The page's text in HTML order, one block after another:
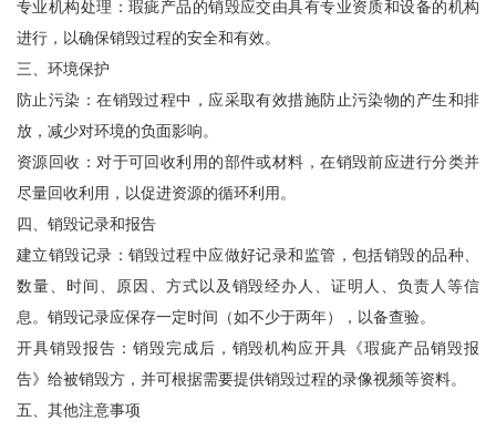
专业机构处理：瑕疵产品的销毁应交由具有专业资质和设备的机构
进行，以确保销毁过程的安全和有效。
三、环境保护
防止污染：在销毁过程中，应采取有效措施防止污染物的产生和排
放，减少对环境的负面影响。
资源回收：对于可回收利用的部件或材料，在销毁前应进行分类并
尽量回收利用，以促进资源的循环利用。
四、销毁记录和报告
建立销毁记录：销毁过程中应做好记录和监管，包括销毁的品种、
数量、时间、原因、方式以及销毁经办人、证明人、负责人等信
息。销毁记录应保存一定时间（如不少于两年），以备查验。
开具销毁报告：销毁完成后，销毁机构应开具《瑕疵产品销毁报
告》给被销毁方，并可根据需要提供销毁过程的录像视频等资料。
五、其他注意事项